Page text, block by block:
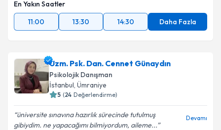
En Yakın Saatler
11:00
13:30 14:30 Daha Fazla
Uzm. Psk. Dan. Cennet Günaydın
Psikolojik Danışman
İstanbul, Ümraniye
5 (24 Değerlendirme)
üniversite sınavına hazırlık sürecinde tutulmuş
gibiydim. ne yapacağımı bilmiyordum, aileme...
Devamı